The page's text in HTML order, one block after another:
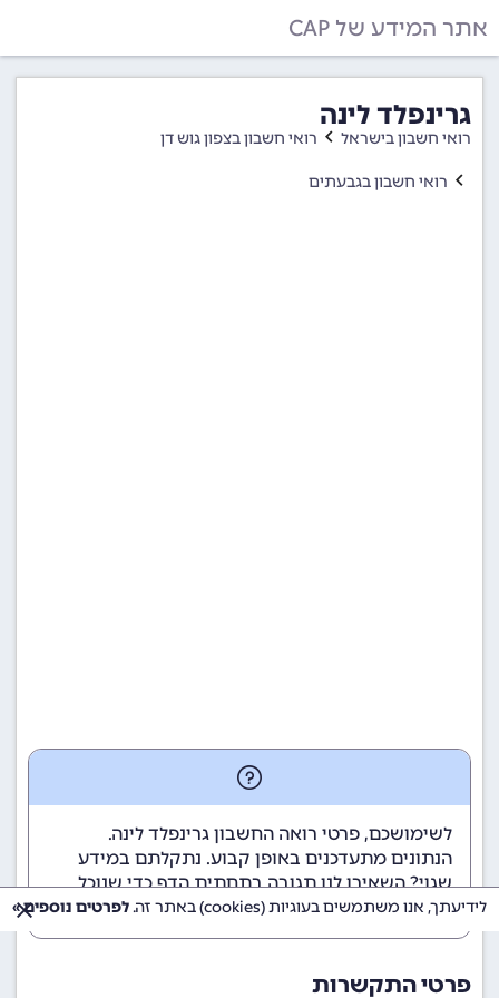
אתר המידע של CAP
גרינפלד לינה
רואי חשבון בישראל רואי חשבון בצפון גוש דן
רואי חשבון בגבעתים
לשימושכם, פרטי רואה החשבון גרינפלד לינה.
הנתונים מתעדכנים באופן קבוע. נתקלתם במידע
שגוי? השאירו לנו תגובה בתחתית הדף כדי שנוכל
לטפל בבעיה בהקדם.
פרטי התקשרות
לידיעתך, אנו משתמשים בעוגיות (cookies) באתר זה. לפרטים נוספים »